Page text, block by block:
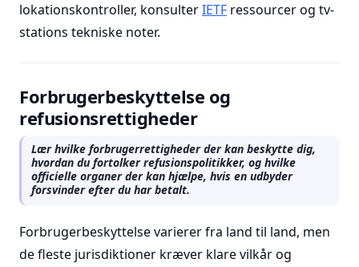
lokationskontroller, konsulterIETF ressourcer og tv-
stations tekniske noter.
Forbrugerbeskyttelse og
refusionsrettigheder
Lær hvilke forbrugerrettigheder der kan beskytte dig,
hvordan du fortolker refusionspolitikker, og hvilke
officielle organer der kan hjælpe, hvis en udbyder
forsvinder efter du har betalt.
Forbrugerbeskyttelse varierer fra land til land, men
de fleste jurisdiktioner kræver klare vilkår og